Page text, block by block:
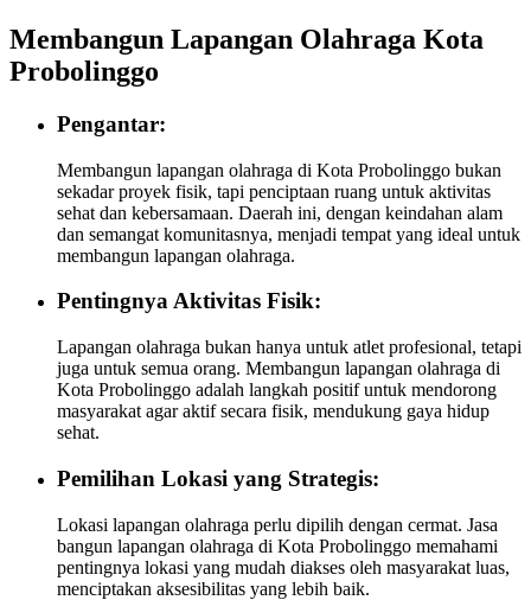
Membangun Lapangan Olahraga Kota
Probolinggo
Pengantar:
Membangun lapangan olahraga di Kota Probolinggo bukan
sekadar proyek fisik, tapi penciptaan ruang untuk aktivitas
sehat dan kebersamaan. Daerah ini, dengan keindahan alam
dan semangat komunitasnya, menjadi tempat yang ideal untuk
membangun lapangan olahraga.
Pentingnya Aktivitas Fisik:
Lapangan olahraga bukan hanya untuk atlet profesional, tetapi
juga untuk semua orang. Membangun lapangan olahraga di
Kota Probolinggo adalah langkah positif untuk mendorong
masyarakat agar aktif secara fisik, mendukung gaya hidup
sehat.
Pemilihan Lokasi yang Strategis:
Lokasi lapangan olahraga perlu dipilih dengan cermat. Jasa
bangun lapangan olahraga di Kota Probolinggo memahami
pentingnya lokasi yang mudah diakses oleh masyarakat luas,
menciptakan aksesibilitas yang lebih baik.